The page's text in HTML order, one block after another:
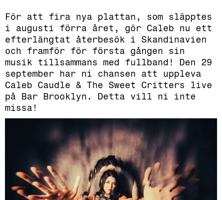
För att fira nya plattan, som släpptes
i augusti förra året, gör Caleb nu ett
efterlängtat återbesök i Skandinavien
och framför för första gången sin
musik tillsammans med fullband! Den 29
september har ni chansen att uppleva
Caleb Caudle & The Sweet Critters live
på Bar Brooklyn. Detta vill ni inte
missa!